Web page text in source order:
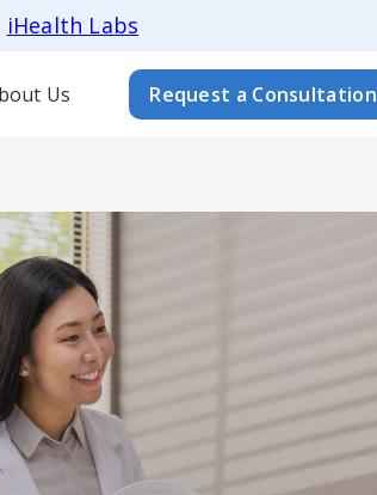
iHealth Labs
Us Request a Consultation